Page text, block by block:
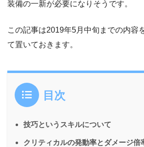
装備の一新が必要になりそうです。
この記事は2019年5月中旬までの内容
て置いておきます。
目次
技巧というスキルについて
クリティカルの発動率とダメージ倍